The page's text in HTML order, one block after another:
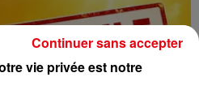
vie privée est notre
Continuer sans accepter